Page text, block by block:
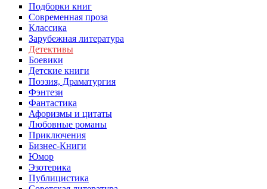
Подборки книг
Современная проза
Классика
Зарубежная литература
Детективы
Боевики
Детские книги
Поэзия, Драматургия
Фэнтези
Фантастика
Афоризмы и цитаты
Любовные романы
Приключения
Бизнес-Книги
Юмор
Эзотерика
Публицистика